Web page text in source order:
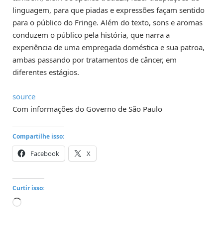
linguagem, para que piadas e expressões façam sentido
para o público do Fringe. Além do texto, sons e aromas
conduzem o público pela história, que narra a
experiência de uma empregada doméstica e sua patroa,
ambas passando por tratamentos de câncer, em
diferentes estágios.
source
Com informações do Governo de São Paulo
Compartilhe isso:
Facebook X
Curtir isso:
Carregando...